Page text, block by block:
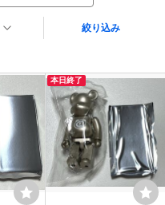
絞り込み
本日終了